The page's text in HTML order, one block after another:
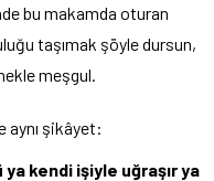
bu makamda oturan
taşımak şöyle dursun,
meşgul.
aynı şikâyet:
ya kendi işiyle uğraşır ya